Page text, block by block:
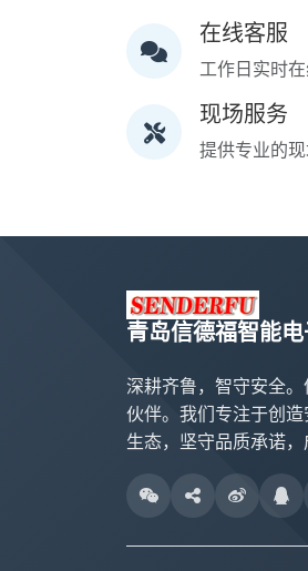
在线客服
工作日实时
现场服务
提供专业的
青岛信德福智能
深耕齐鲁，智守安全
伙伴。我们专注于创
生态，坚守品质承诺，